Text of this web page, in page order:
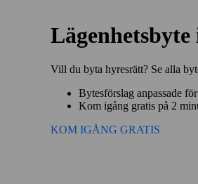
Vill du byta hyresrätt? Se alla
Bytesförslag anpassade
Kom igång gratis på 2
KOM IGÅNG GRATIS